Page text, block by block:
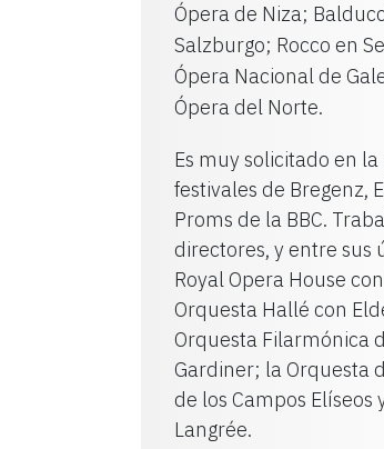
Ópera de Niza;
Salzburgo; Rocco en
Ópera Nacional de
Ópera del Norte.
Es muy solicitado en
festivales de Bregenz,
Proms de la BBC.
directores, y entre sus
Royal Opera House
Orquesta Hallé con
Orquesta Filarmónica
Gardiner; la Orquesta
de los Campos
Langrée.